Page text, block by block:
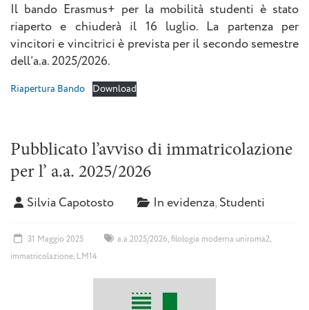
Il bando Erasmus+ per la mobilità studenti è stato
riaperto e chiuderà il 16 luglio. La partenza per
vincitori e vincitrici è prevista per il secondo semestre
dell’a.a. 2025/2026.
Riapertura Bando Download
Pubblicato l’avviso di immatricolazione
per l’ a.a. 2025/2026
Silvia Capotosto
In evidenza,Studenti
31 Maggio 2025 a.a.2025/2026, filologia moderna uniroma2,
immatricolazione, LM14